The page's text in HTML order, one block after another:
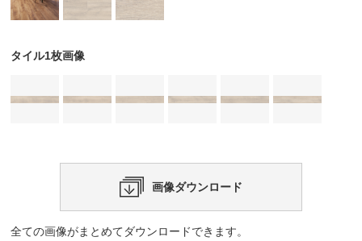
タイル1枚画像
画像ダウンロード
全ての画像がまとめてダウンロードできます。